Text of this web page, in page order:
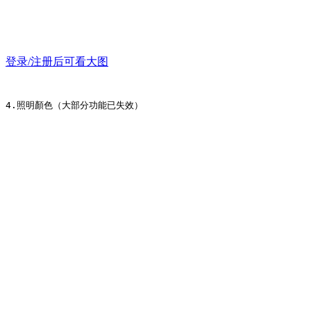
登录/注册后可看大图
4.照明顏色（大部分功能已失效）